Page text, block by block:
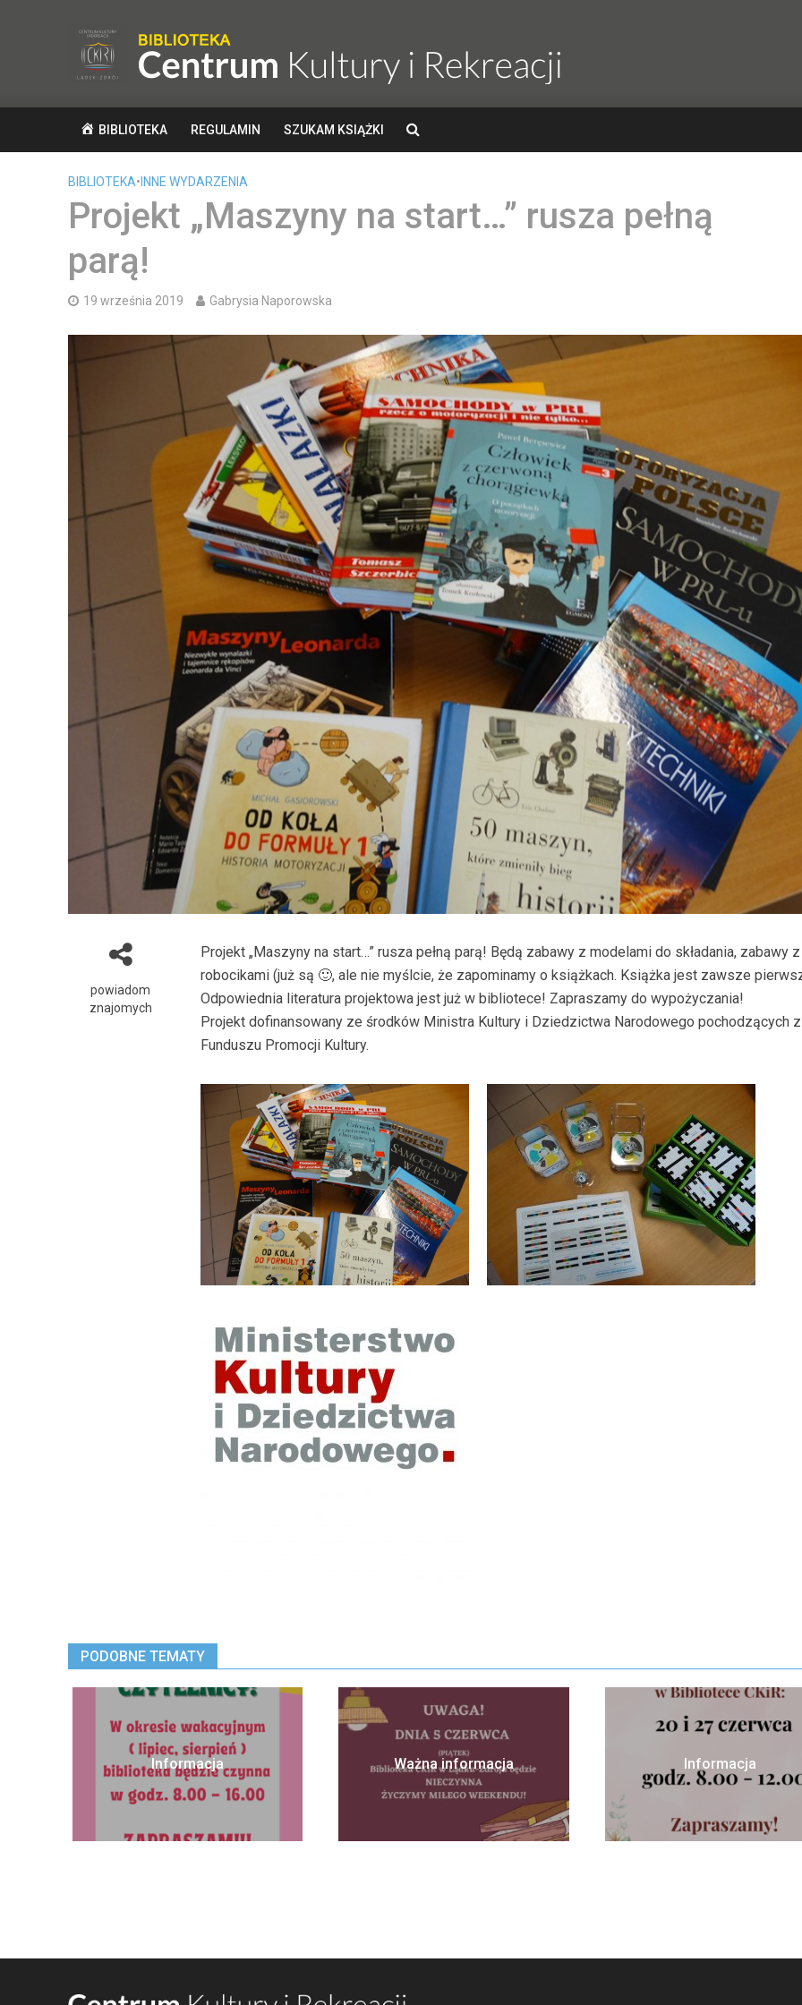
BIBLIOTEKA REGULAMIN SZUKAM KSIĄŻKI
BIBLIOTEKA• INNE WYDARZENIA
Projekt „Maszyny na start…” rusza pełną
parą!
19 września 2019 Gabrysia Naporowska
powiadom
znajomych
Projekt „Maszyny na start…” rusza pełną parą! Będą zabawy z modelami do składania, zabawy z
robocikami (już są 🙂, ale nie myślcie, że zapominamy o książkach. Książka jest zawsze
Odpowiednia literatura projektowa jest już w bibliotece! Zapraszamy do wypożyczania!
Projekt dofinansowany ze środków Ministra Kultury i Dziedzictwa Narodowego pochodzących z
Funduszu Promocji Kultury.
PODOBNE TEMATY
Informacja Ważna informacja Informacja